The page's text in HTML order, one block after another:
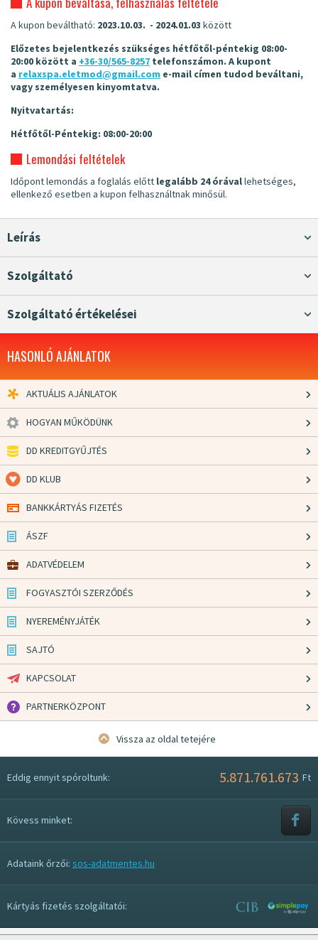
A kupon beváltható: 2023.10.03. - 2024.01.03 között
Előzetes bejelentkezés szükséges hétfőtől-péntekig 08:00-
20:00 között a +36-30/565-8257 telefonszámon. A kupont
a relaxspa.eletmod@gmail.com e-mail címen tudod beváltani,
vagy személyesen kinyomtatva.
Nyitvatartás:
Hétfőtől-Péntekig: 08:00-20:00
Lemondási feltételek
Időpont lemondás a foglalás előtt legalább 24 órávallehetséges,
ellenkező esetben a kupon felhasználtnak minősül.
Leírás
Szolgáltató
Szolgáltató értékelései
HASONLÓ AJÁNLATOK
AKTUÁLIS AJÁNLATOK
HOGYAN MŰKÖDÜNK
DD KREDITGYŰJTÉS
DD KLUB
BANKKÁRTYÁS FIZETÉS
ÁSZF
ADATVÉDELEM
FOGYASZTÓI SZERZŐDÉS
NYEREMÉNYJÁTÉK
SAJTÓ
KAPCSOLAT
PARTNERKÖZPONT
Vissza az oldal tetejére
Eddig ennyit spóroltunk: 5.871.761.673 Ft
Kövess minket:
Adataink őrzői: sos-adatmentes.hu
Kártyás fizetés szolgáltatói: